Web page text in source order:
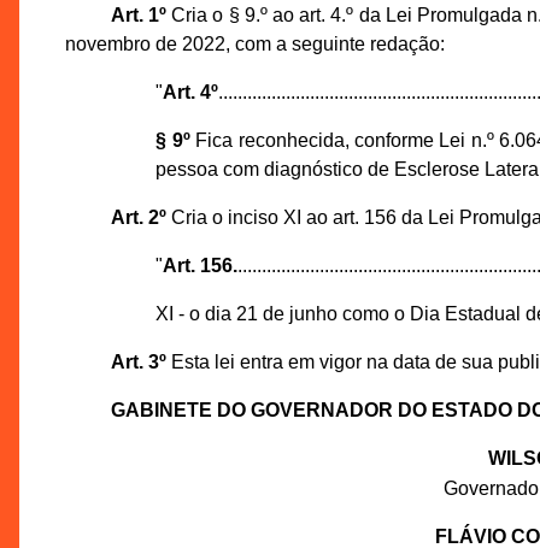
Art. 1ºCria o § 9.º ao art. 4.º da Lei Promulgada
novembro de 2022, com a seguinte redação:
"Art. 4º
§ 9ºFica reconhecida, conforme Lei n.º
pessoa com diagnóstico de Esclerose
Art. 2ºCria o inciso XI ao art. 156 da Lei
"Art. 156.
XI - o dia 21 de junho como o Dia Estadual
Art. 3ºEsta lei entra em vigor na data de sua
GABINETE DO GOVERNADOR DO ESTADO
FLÁVIO